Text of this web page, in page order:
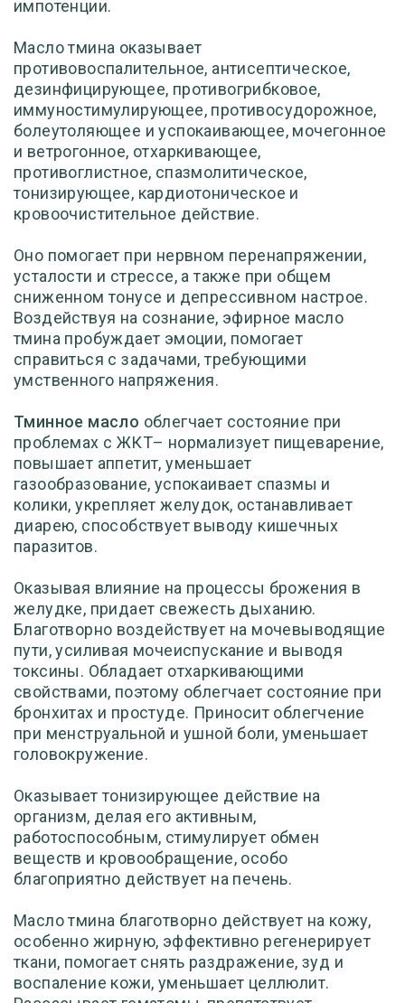
импотенции.
Масло тмина оказывает
противовоспалительное, антисептическое,
дезинфицирующее, противогрибковое,
иммуностимулирующее, противосудорожное,
болеутоляющее и успокаивающее, мочегонное
и ветрогонное, отхаркивающее,
противоглистное, спазмолитическое,
тонизирующее, кардиотоническое и
кровоочистительное действие.
Оно помогает при нервном перенапряжении,
усталости и стрессе, а также при общем
сниженном тонусе и депрессивном настрое.
Воздействуя на сознание, эфирное масло
тмина пробуждает эмоции, помогает
справиться с задачами, требующими
умственного напряжения.
Тминное масло облегчает состояние при
проблемах с ЖКТ– нормализует пищеварение,
повышает аппетит, уменьшает
газообразование, успокаивает спазмы и
колики, укрепляет желудок, останавливает
диарею, способствует выводу кишечных
паразитов.
Оказывая влияние на процессы брожения в
желудке, придает свежесть дыханию.
Благотворно воздействует на мочевыводящие
пути, усиливая мочеиспускание и выводя
токсины. Обладает отхаркивающими
свойствами, поэтому облегчает состояние при
бронхитах и простуде. Приносит облегчение
при менструальной и ушной боли, уменьшает
головокружение.
Оказывает тонизирующее действие на
организм, делая его активным,
работоспособным, стимулирует обмен
веществ и кровообращение, особо
благоприятно действует на печень.
Масло тмина благотворно действует на кожу,
особенно жирную, эффективно регенерирует
ткани, помогает снять раздражение, зуд и
воспаление кожи, уменьшает целлюлит.